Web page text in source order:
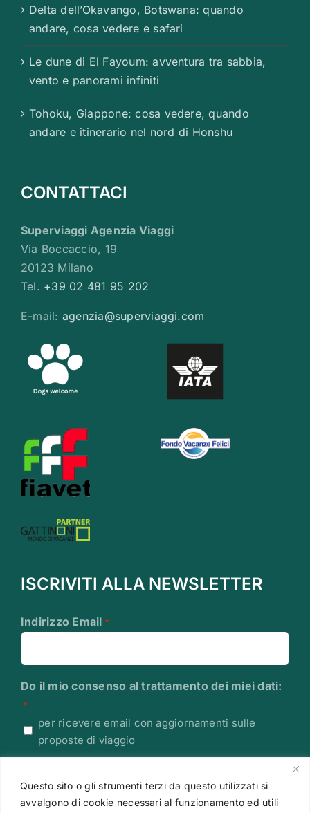
Questo sito o gli strumenti terzi da questo utilizzati si
avvalgono di cookie necessari al funzionamento ed utili
Delta dell’Okavango, Botswana: quando
andare, cosa vedere e safari
Le dune di El Fayoum: avventura tra sabbia,
vento e panorami infiniti
Tohoku, Giappone: cosa vedere, quando
andare e itinerario nel nord di Honshu
CONTATTACI
Superviaggi Agenzia Viaggi
Via Boccaccio, 19
20123 Milano
Tel. +39 02 481 95 202
E-mail: agenzia@superviaggi.com
ISCRIVITI ALLA NEWSLETTER
Indirizzo Email *
Do il mio consenso al trattamento dei miei dati:
*
per ricevere email con aggiornamenti sulle
proposte di viaggio
CAPTCHA